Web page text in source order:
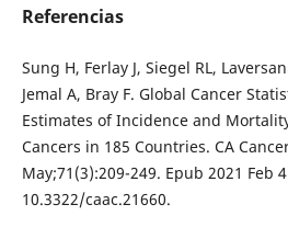
Referencias
Sung H, Ferlay J, Siegel RL,
Jemal A, Bray F. Global Cancer
Estimates of Incidence and
Cancers in 185 Countries. CA
May;71(3):209-249. Epub 2021 Feb
10.3322/caac.21660.